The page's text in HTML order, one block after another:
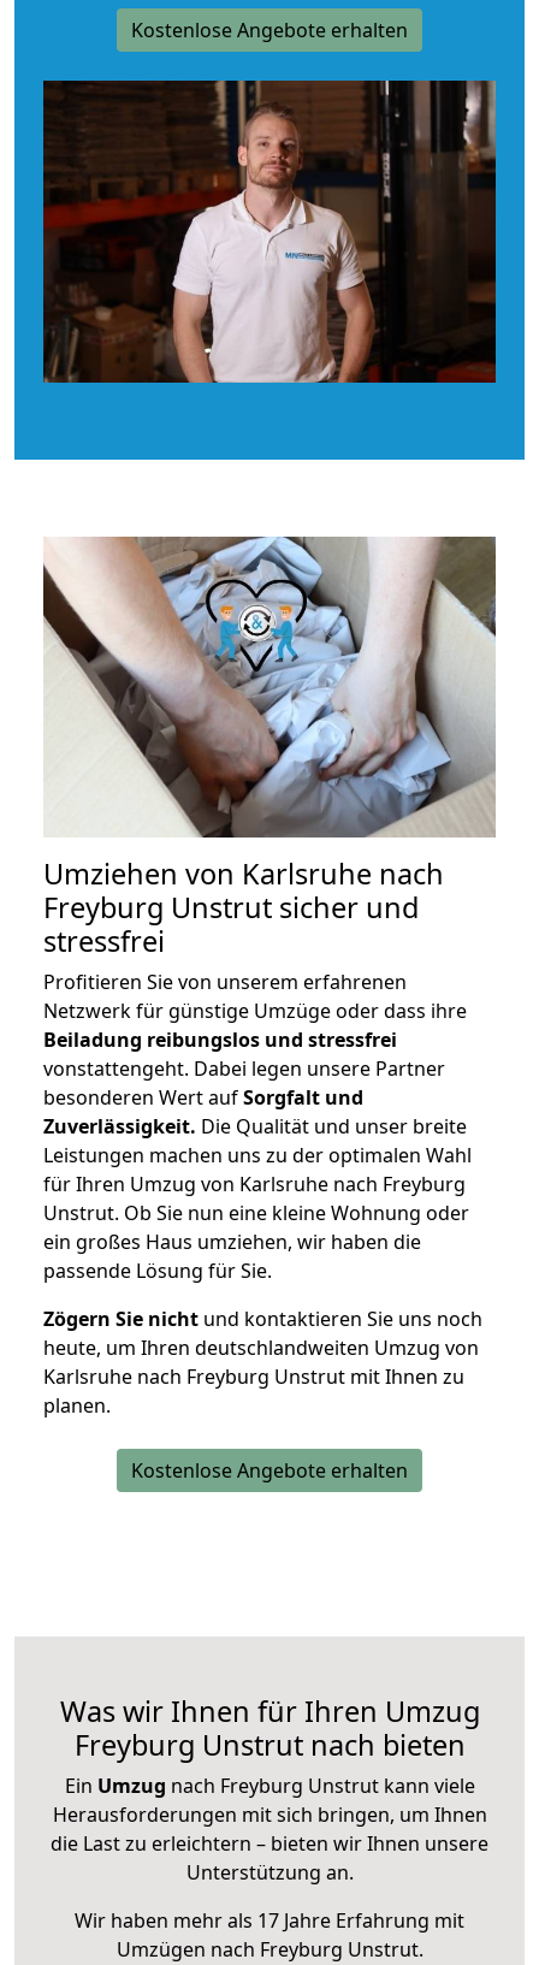
Kostenlose Angebote erhalten
Umziehen von Karlsruhe nach
Freyburg Unstrut sicher und
stressfrei
Profitieren Sie von unserem erfahrenen
Netzwerk für günstige Umzüge oder dass ihre
Beiladung reibungslos und stressfrei
vonstattengeht. Dabei legen unsere Partner
besonderen Wert aufSorgfalt und
Zuverlässigkeit. Die Qualität und unser breite
Leistungen machen uns zu der optimalen Wahl
für Ihren Umzug von Karlsruhe nach Freyburg
Unstrut. Ob Sie nun eine kleine Wohnung oder
ein großes Haus umziehen, wir haben die
passende Lösung für Sie.
Zögern Sie nicht und kontaktieren Sie uns noch
heute, um Ihren deutschlandweiten Umzug von
Karlsruhe nach Freyburg Unstrut mit Ihnen zu
planen.
Kostenlose Angebote erhalten
Was wir Ihnen für Ihren Umzug
Freyburg Unstrut nach bieten
Ein Umzug nach Freyburg Unstrut kann viele
Herausforderungen mit sich bringen, um Ihnen
die Last zu erleichtern – bieten wir Ihnen unsere
Unterstützung an.
Wir haben mehr als 17 Jahre Erfahrung mit
Umzügen nach Freyburg Unstrut.